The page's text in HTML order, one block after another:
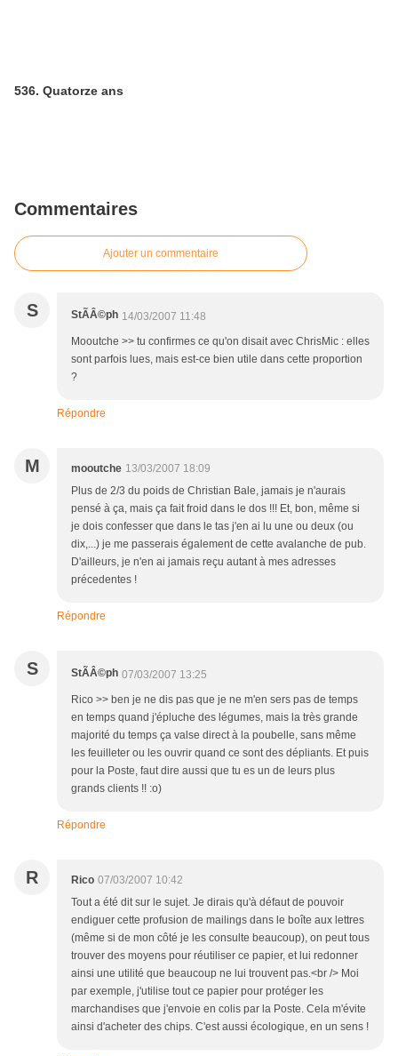
536. Quatorze ans
Commentaires
Ajouter un commentaire
S StÃÂ©ph 14/03/2007 11:48
Mooutche >> tu confirmes ce qu'on disait avec ChrisMic : elles
sont parfois lues, mais est-ce bien utile dans cette proportion
?
Répondre
M mooutche 13/03/2007 18:09
Plus de 2/3 du poids de Christian Bale, jamais je n'aurais
pensé à ça, mais ça fait froid dans le dos !!! Et, bon, même si
je dois confesser que dans le tas j'en ai lu une ou deux (ou
dix,...) je me passerais également de cette avalanche de pub.
D'ailleurs, je n'en ai jamais reçu autant à mes adresses
précedentes !
Répondre
S StÃÂ©ph 07/03/2007 13:25
Rico >> ben je ne dis pas que je ne m'en sers pas de temps
en temps quand j'épluche des légumes, mais la très grande
majorité du temps ça valse direct à la poubelle, sans même
les feuilleter ou les ouvrir quand ce sont des dépliants. Et puis
pour la Poste, faut dire aussi que tu es un de leurs plus
grands clients !! :o)
Répondre
R Rico 07/03/2007 10:42
Tout a été dit sur le sujet. Je dirais qu'à défaut de pouvoir
endiguer cette profusion de mailings dans le boîte aux lettres
(même si de mon côté je les consulte beaucoup), on peut tous
trouver des moyens pour réutiliser ce papier, et lui redonner
ainsi une utilité que beaucoup ne lui trouvent pas.<br /> Moi
par exemple, j'utilise tout ce papier pour protéger les
marchandises que j'envoie en colis par la Poste. Cela m'évite
ainsi d'acheter des chips. C'est aussi écologique, en un sens !